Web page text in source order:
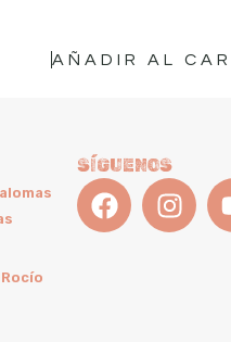
AÑADIR AL
SÍGUENOS